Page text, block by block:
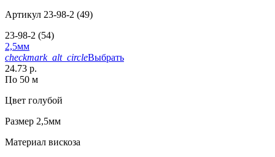
Артикул 23-98-2 (49)
23-98-2 (54)
2,5мм
checkmark_alt_circleВыбрать
24.73 р.
По 50 м
Цвет голубой
Размер 2,5мм
Материал вискоза